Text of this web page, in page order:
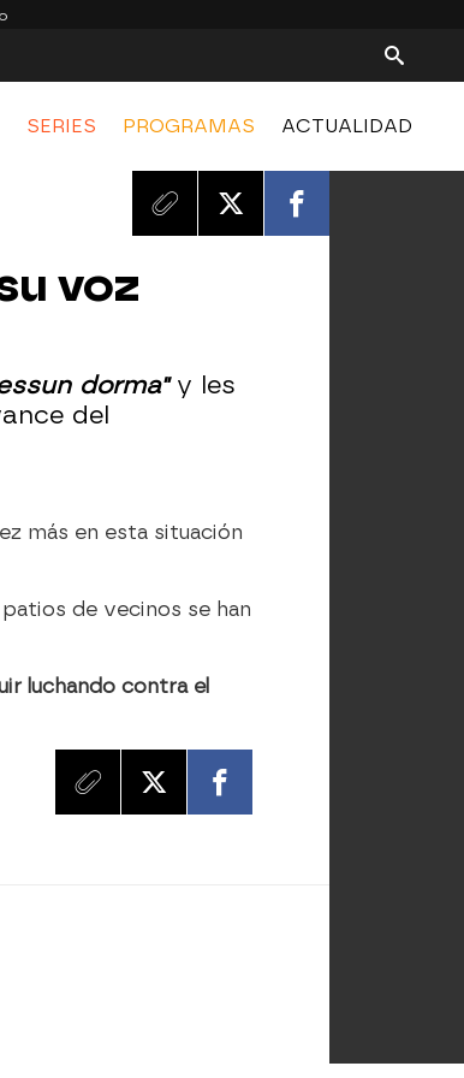
SERIES PROGRAMAS ACTUALIDAD
voz
dorma"y les
del
más en esta situación
de vecinos se han
luchando contra el